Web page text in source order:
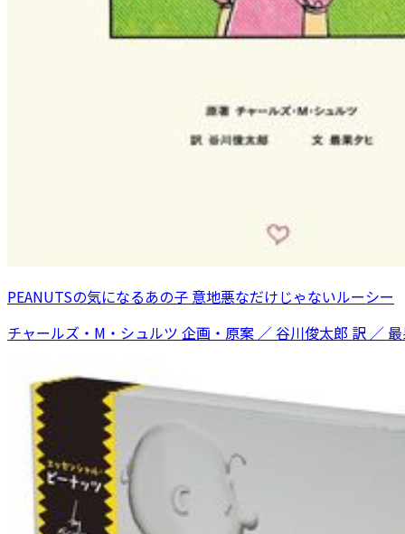
PEANUTSの気になるあの子 意地悪なだけじゃないルーシー
チャールズ・M・シュルツ 企画・原案 ／ 谷川俊太郎 訳 ／